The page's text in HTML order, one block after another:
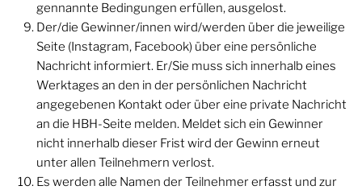
gennannte Bedingungen erfüllen, ausgelost.
Der/die Gewinner/innen wird/werden über die jeweilige
Seite (Instagram, Facebook) über eine persönliche
Nachricht informiert. Er/Sie muss sich innerhalb eines
Werktages an den in der persönlichen Nachricht
angegebenen Kontakt oder über eine private Nachricht
an die HBH-Seite melden. Meldet sich ein Gewinner
nicht innerhalb dieser Frist wird der Gewinn erneut
unter allen Teilnehmern verlost.
Es werden alle Namen der Teilnehmer erfasst und zur